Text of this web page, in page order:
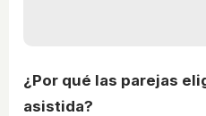
¿Por qué las parejas
asistida?